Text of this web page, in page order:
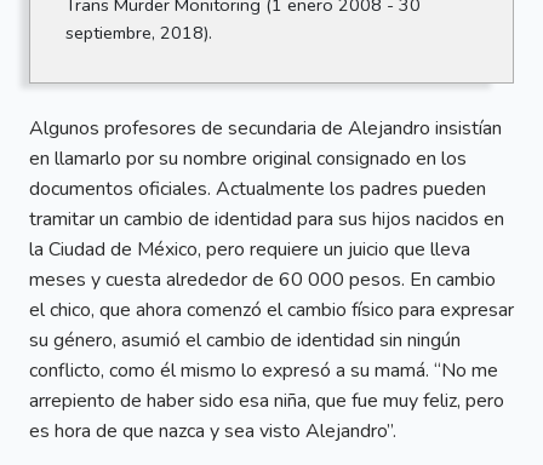
septiembre, 2018).
Algunos profesores de secundaria de Alejandro insistían
en llamarlo por su nombre original consignado en los
documentos oficiales. Actualmente los padres pueden
tramitar un cambio de identidad para sus hijos nacidos en
la Ciudad de México, pero requiere un juicio que lleva
meses y cuesta alrededor de 60 000 pesos. En cambio
el chico, que ahora comenzó el cambio físico para expresar
su género, asumió el cambio de identidad sin ningún
conflicto, como él mismo lo expresó a su mamá. “No me
arrepiento de haber sido esa niña, que fue muy feliz, pero
es hora de que nazca y sea visto Alejandro”.